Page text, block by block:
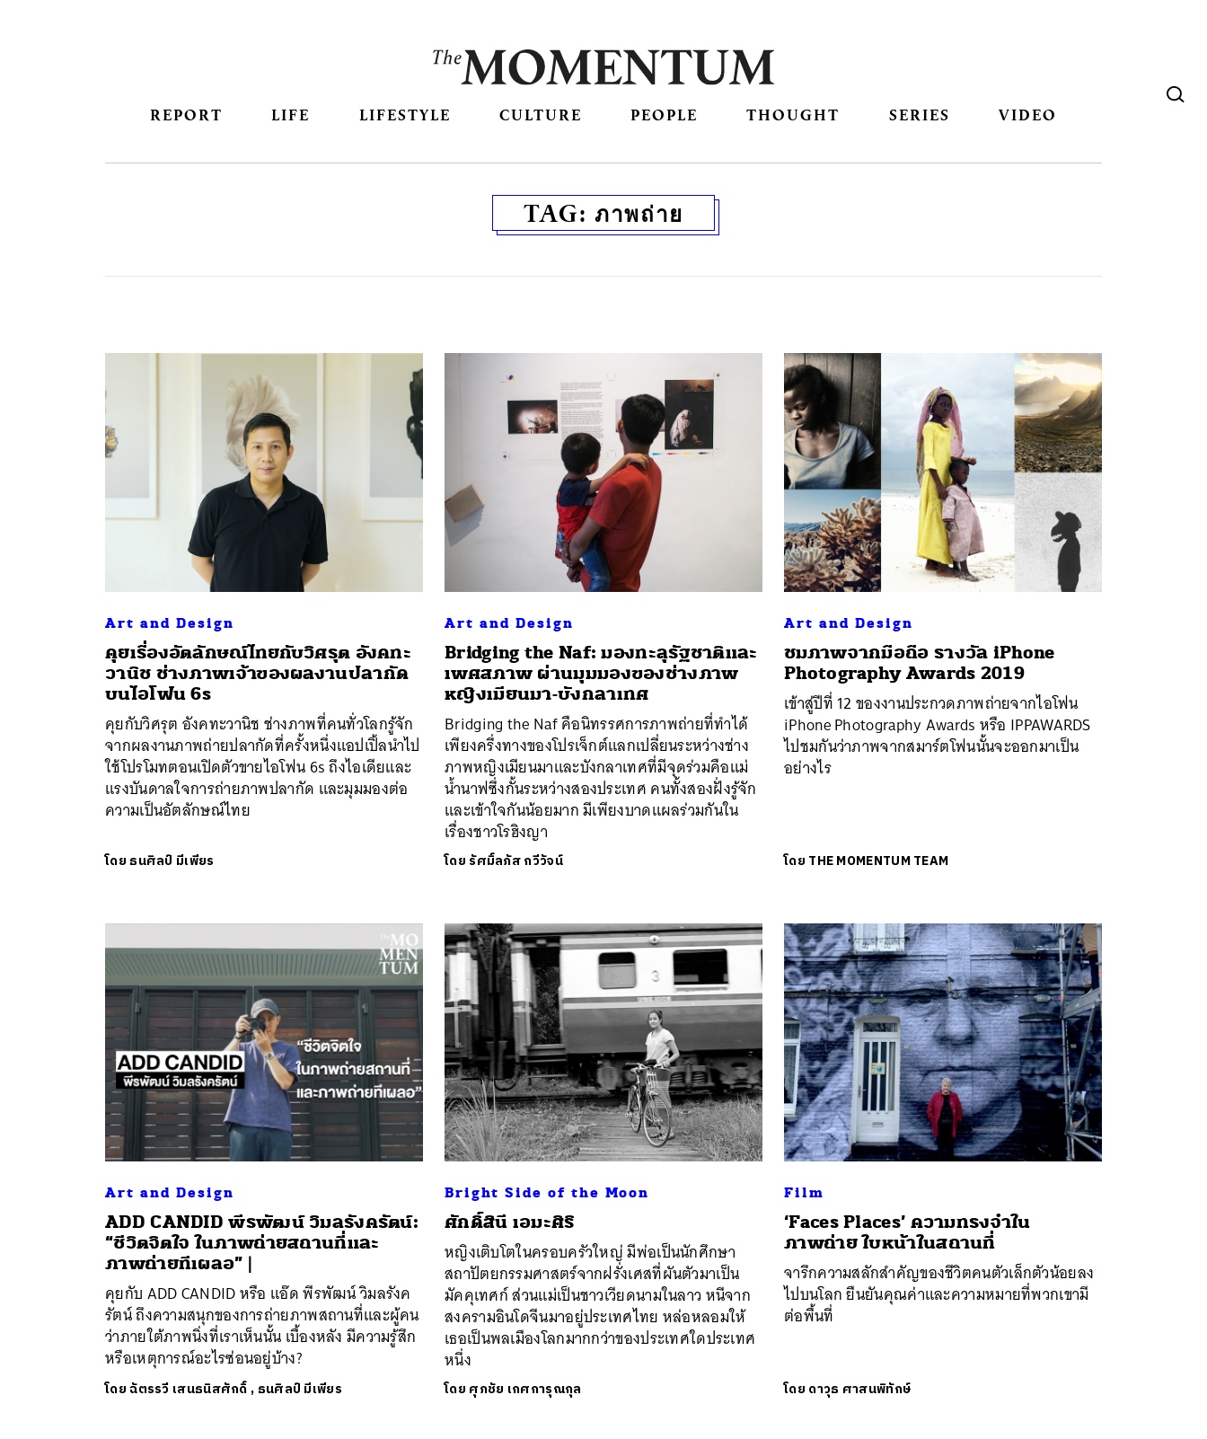
REPORT LIFE LIFESTYLE CULTURE PEOPLE THOUGHT SERIES VIDEO
TAG: ภาพถ่าย
Art and Design
คุยเรื่องอัตลักษณ์ไทยกับวิศรุต อังคทะ
วานิช ช่างภาพเจ้าของผลงานปลากัด
บนไอโฟน 6s
คุยกับวิศรุต อังคทะวานิช ช่างภาพที่คนทั่วโลกรู้จัก
จากผลงานภาพถ่ายปลากัดที่ครั้งหนึ่งแอปเปิ้ลนำไป
ใช้โปรโมทตอนเปิดตัวขายไอโฟน 6s ถึงไอเดียและ
แรงบันดาลใจการถ่ายภาพปลากัด และมุมมองต่อ
ความเป็นอัตลักษณ์ไทย
โดย ธนศิลป์ มีเพียร
Art and Design
Bridging the Naf: มองทะลุรัฐชาติและ
เพศสภาพ ผ่านมุมมองของช่างภาพ
หญิงเมียนมา-บังกลาเทศ
Bridging the Naf คือนิทรรศการภาพถ่ายที่ทำได้
เพียงครึ่งทางของโปรเจ็กต์แลกเปลี่ยนระหว่างช่าง
ภาพหญิงเมียนมาและบังกลาเทศที่มีจุดร่วมคือแม่
น้ำนาฟซึ่งกั้นระหว่างสองประเทศ คนทั้งสองฝั่งรู้จัก
และเข้าใจกันน้อยมาก มีเพียงบาดแผลร่วมกันใน
เรื่องชาวโรฮิงญา
โดย รัศมิ์ลภัส กวีวัจน์
Art and Design
ชมภาพจากมือถือ รางวัล iPhone
Photography Awards 2019
เข้าสู่ปีที่ 12 ของงานประกวดภาพถ่ายจากไอโฟน
iPhone Photography Awards หรือ IPPAWARDS
ไปชมกันว่าภาพจากสมาร์ตโฟนนั้นจะออกมาเป็น
อย่างไร
โดย THE MOMENTUM TEAM
Art and Design
ADD CANDID พีรพัฒน์ วิมลรังครัตน์:
“ชีวิตจิตใจ ในภาพถ่ายสถานที่และ
ภาพถ่ายทีเผลอ” |
คุยกับ ADD CANDID หรือ แอ๊ด พีรพัฒน์ วิมลรังค
รัตน์ ถึงความสนุกของการถ่ายภาพสถานที่และผู้คน
ว่าภายใต้ภาพนิ่งที่เราเห็นนั้น เบื้องหลัง มีความรู้สึก
หรือเหตุการณ์อะไรซ่อนอยู่บ้าง?
โดยฉัตรรวี เสนธนิสศักดิ์, ธนศิลป์ มีเพียร
Bright Side of the Moon
ศักดิ์สินี เอมะศิริ
หญิงเติบโตในครอบครัวใหญ่ มีพ่อเป็นนักศึกษา
สถาปัตยกรรมศาสตร์จากฝรั่งเศสที่ผันตัวมาเป็น
มัคคุเทศก์ ส่วนแม่เป็นชาวเวียดนามในลาว หนีจาก
สงครามอินโดจีนมาอยู่ประเทศไทย หล่อหลอมให้
เธอเป็นพลเมืองโลกมากกว่าของประเทศใดประเทศ
หนึ่ง
โดย ศุภชัย เกศการุณกุล
Film
‘Faces Places’ ความทรงจำใน
ภาพถ่าย ใบหน้าในสถานที่
จารึกความสลักสำคัญของชีวิตคนตัวเล็กตัวน้อยลง
ไปบนโลก ยืนยันคุณค่าและความหมายที่พวกเขามี
ต่อพื้นที่
โดย ดาวุธ ศาสนพิทักษ์